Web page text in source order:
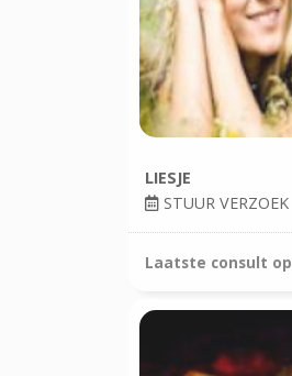
LIESJE
STUUR VERZOEK
Laatste consult op